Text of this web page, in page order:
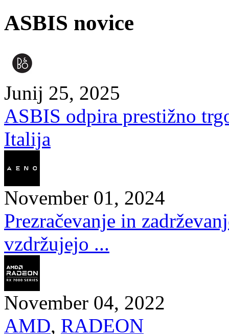
ASBIS novice
Junij 25, 2025
ASBIS odpira prestižno
Italija
November 01, 2024
Prezračevanje in
vzdržujejo ...
November 04, 2022
AMD, RADEON